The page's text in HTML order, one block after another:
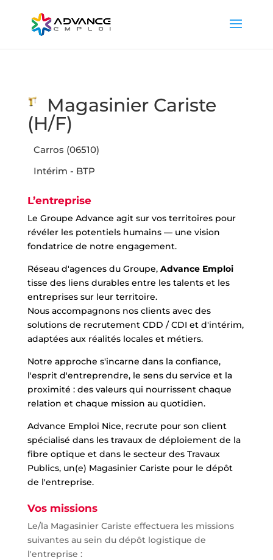
Magasinier Cariste
(H/F)
Carros (06510)
Intérim - BTP
L’entreprise
Le Groupe Advance agit sur vos territoires pour
révéler les potentiels humains — une vision
fondatrice de notre engagement.
Réseau d'agences du Groupe, Advance Emploi
tisse des liens durables entre les talents et les
entreprises sur leur territoire.
Nous accompagnons nos clients avec des
solutions de recrutement CDD / CDI et d'intérim,
adaptées aux réalités locales et métiers.
Notre approche s'incarne dans la confiance,
l'esprit d'entreprendre, le sens du service et la
proximité : des valeurs qui nourrissent chaque
relation et chaque mission au quotidien.
Advance Emploi Nice, recrute pour son client
spécialisé dans les travaux de déploiement de la
fibre optique et dans le secteur des Travaux
Publics, un(e) Magasinier Cariste pour le dépôt
de l'entreprise.
Vos missions
Le/la Magasinier Cariste effectuera les missions
suivantes au sein du dépôt logistique de
l'entreprise :